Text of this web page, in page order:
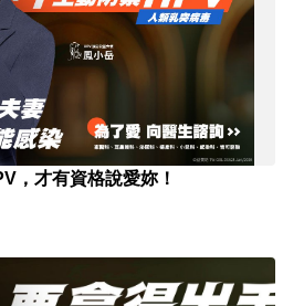
，才有資格說愛妳！